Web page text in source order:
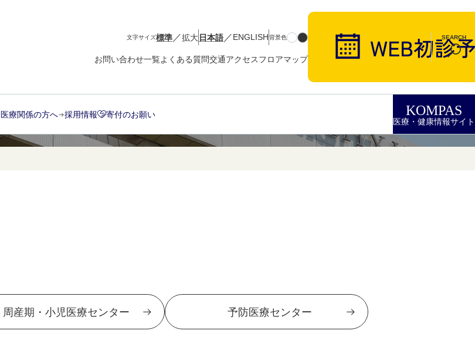
文字サイズ標準／拡大日本語／ENGLISH背景色
お問い合わせ一覧よくある質問交通アクセスフロアマップ
SEARCH
医療関係の方へ 採用情報 寄付のお願い KOMPAS
医療・健康情報サイト
周産期・小児医療センター 予防医療センター